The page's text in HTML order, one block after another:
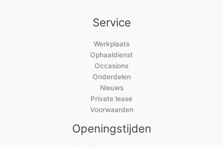
Service
Werkplaats
Ophaaldienst
Occasions
Onderdelen
Nieuws
Private lease
Voorwaarden
Openingstijden